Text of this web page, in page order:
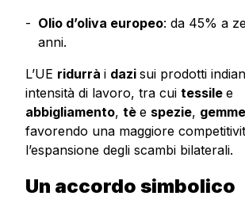
Olio d’oliva europeo: da 45% a
anni.
L’UE ridurrà i dazi sui prodotti
intensità di lavoro, tra cui tessile e
abbigliamento, tè e spezie, gemme
favorendo una maggiore
l’espansione degli scambi bilaterali.
Un accordo simbolico